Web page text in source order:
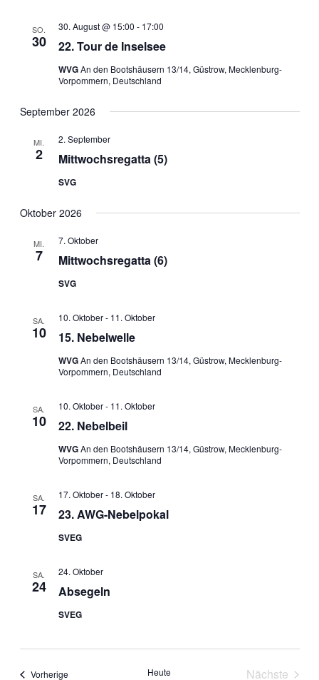
SO.
30 22. Tour de Inselsee
30. August @ 15:00 - 17:00
WVGAn den Bootshäusern 13/14, Güstrow, Mecklenburg-
Vorpommern, Deutschland
September 2026
MI.
2 Mittwochsregatta (5)
2. September
SVG
Oktober 2026
MI.
7 Mittwochsregatta (6)
7. Oktober
SVG
SA.
10 15. Nebelwelle
10. Oktober- 11. Oktober
WVGAn den Bootshäusern 13/14, Güstrow, Mecklenburg-
Vorpommern, Deutschland
SA.
10 22. Nebelbeil
10. Oktober- 11. Oktober
WVGAn den Bootshäusern 13/14, Güstrow, Mecklenburg-
Vorpommern, Deutschland
SA.
17 23. AWG-Nebelpokal
17. Oktober- 18. Oktober
SVEG
SA.
24 Absegeln
24. Oktober
SVEG
VorherigeVeranstaltungen Heute Nächste